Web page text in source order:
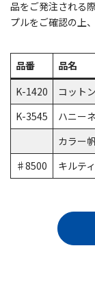
品をご発注される
プルをご確認の上
品番 品名
K-1420
コット
K-3545
ハニー
カラー
♯8500
キルテ